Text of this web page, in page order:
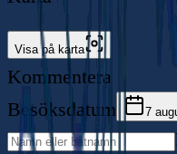
Visa på karta
Kommentera
Besöksdatum
7